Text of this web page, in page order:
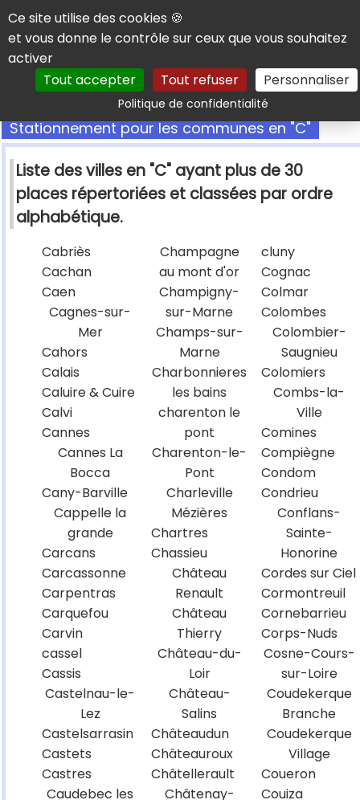
Panneau de gestion des cookies
Ce site utilise des cookies 🍪
et vous donne le contrôle sur ceux que vous souhaitez
activer
Tout accepter
Tout refuser Personnaliser
Politique de confidentialitéRechercher
Stationnement pour les communes en "C"
Liste des villes en "C" ayant plus de 30
places répertoriées et classées par ordre
alphabétique.
Cabriès
Cachan
Caen
Cagnes-sur-
Mer
Cahors
Calais
Caluire & Cuire
Calvi
Cannes
Cannes La
Bocca
Cany-Barville
Cappelle la
grande
Carcans
Carcassonne
Carpentras
Carquefou
Carvin
cassel
Cassis
Castelnau-le-
Lez
Castelsarrasin
Castets
Castres
Caudebec les
Champagne
au mont d'or
Champigny-
sur-Marne
Champs-sur-
Marne
Charbonnieres
les bains
charenton le
pont
Charenton-le-
Pont
Charleville
Mézières
Chartres
Chassieu
Château
Renault
Château
Thierry
Château-du-
Loir
Château-
Salins
Châteaudun
Châteauroux
Châtellerault
Châtenay-
cluny
Cognac
Colmar
Colombes
Colombier-
Saugnieu
Colomiers
Combs-la-
Ville
Comines
Compiègne
Condom
Condrieu
Conflans-
Sainte-
Honorine
Cordes sur Ciel
Cormontreuil
Cornebarrieu
Corps-Nuds
Cosne-Cours-
sur-Loire
Coudekerque
Branche
Coudekerque
Village
Coueron
Couiza